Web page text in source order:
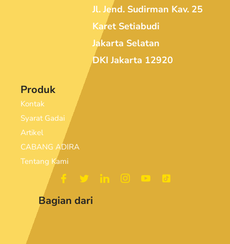
Jl. Jend. Sudirman Kav. 25
Karet Setiabudi
Jakarta Selatan
DKI Jakarta 12920
Produk
Kontak
Syarat Gadai
Artikel
CABANG ADIRA
Tentang Kami
Bagian dari